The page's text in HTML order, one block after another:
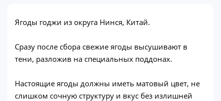
Ягоды годжи из округа Нинся, Китай.
Сразу после сбора свежие ягоды высушивают в
тени, разложив на специальных поддонах.
Настоящие ягоды должны иметь матовый цвет, не
слишком сочную структуру и вкус без излишней